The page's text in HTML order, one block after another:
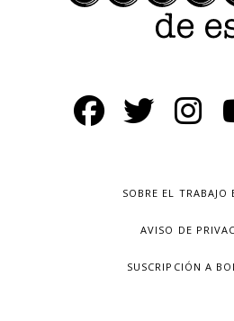
SOBRE EL TRABAJO
AVISO DE
SUSCRIPCIÓN A